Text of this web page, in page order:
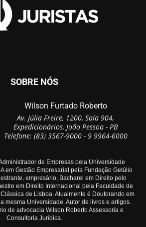
SOBRE NÓS
Wilson Furtado Roberto
Av. Júlia Freire, 1200, Sala 904,
Expedicionários, João Pessoa - PB
Telefone: (83) 3567-9000 - 9 9964-6000
de Empresas pela Universidade
em Gestão Empresarial pela Fundação Getúlio
empresário, Bacharel em Direito pelo
em Direito Internacional pela Faculdade de
de Lisboa. Atualmente é Doutorando em
mesma Universidade. Autor de livros e artigos.
de advocacia Wilson Roberto Assessoria e
Consultoria Jurídica.